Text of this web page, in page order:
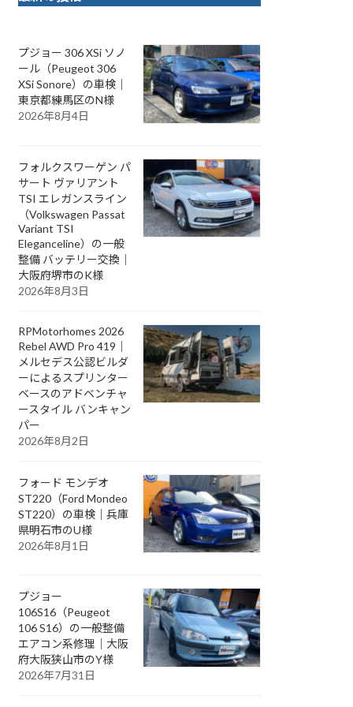
プジョー 306 XSi ソノ
ール（Peugeot 306
XSi Sonore）の車検｜
東京都練馬区のN様
2026年8月4日
フォルクスワーゲン パ
サート ヴァリアント
TSI エレガンスライン
（Volkswagen Passat
Variant TSI
Eleganceline）の一般
整備 バッテリー交換｜
大阪府堺市のK様
2026年8月3日
RPMotorhomes 2026
Rebel AWD Pro 419｜
メルセデス公認ビルダ
ーによるスプリンター
ベースのアドベンチャ
ースタイル バンキャン
パー
2026年8月2日
フォード モンデオ
ST220（Ford Mondeo
ST220）の車検｜兵庫
県明石市のU様
2026年8月1日
プジョー
106S16（Peugeot
106 S16）の一般整備
エアコン系修理｜大阪
府大阪狭山市のY様
2026年7月31日